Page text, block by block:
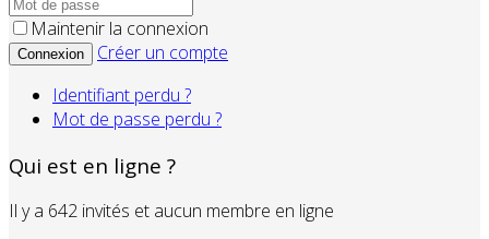
Maintenir la connexion
Connexion
Créer un compte
Identifiant perdu ?
Mot de passe perdu ?
Qui est en ligne ?
Il y a 642 invités et aucun membre en ligne